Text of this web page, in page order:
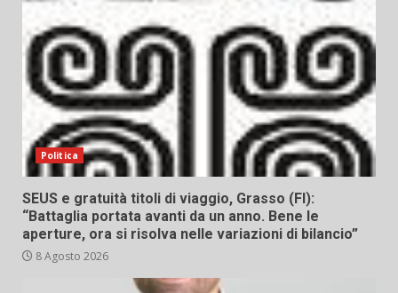
Politica
SEUS e gratuità titoli di viaggio, Grasso (FI):
“Battaglia portata avanti da un anno. Bene le
aperture, ora si risolva nelle variazioni di bilancio”
8 Agosto 2026